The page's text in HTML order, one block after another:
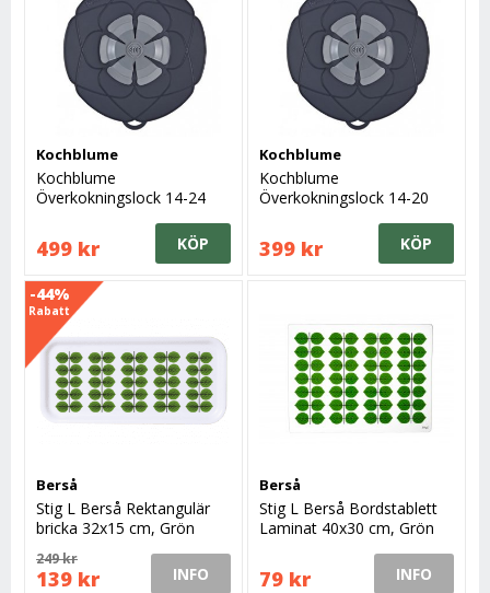
Kochblume
Kochblume
Överkokningslock 14-24
499 kr KÖP
Kochblume
Kochblume
Överkokningslock 14-20
399 kr KÖP
-44%
Rabatt
Berså
Stig L Berså Rektangulär
bricka 32x15 cm, Grön
249 kr
139 kr INFO
Berså
Stig L Berså Bordstablett
Laminat 40x30 cm, Grön
79 kr INFO